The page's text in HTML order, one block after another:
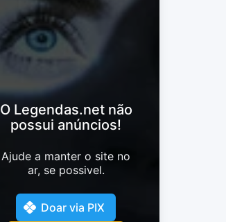
O Legendas.net não
possui anúncios!
Ajude a manter o site no
ar, se possivel.
Doar via PIX